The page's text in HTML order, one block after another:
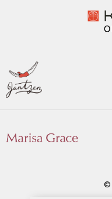
©